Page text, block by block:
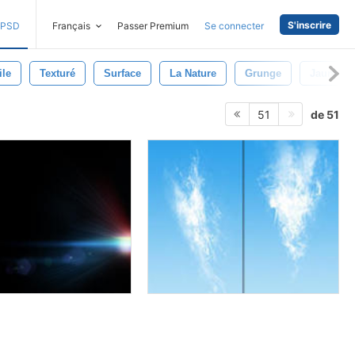
PSD Français Passer Premium Se connecter S'inscrire
Texturé Surface La Nature Grunge Jaune
51 de 51